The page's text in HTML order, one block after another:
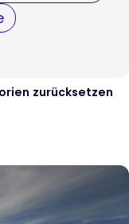
zurücksetzen